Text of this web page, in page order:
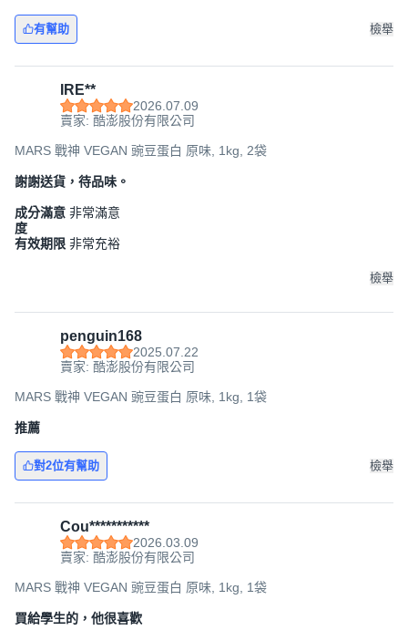
有幫助 檢舉
IRE**
2026.07.09
賣家: 酷澎股份有限公司
MARS 戰神 VEGAN 豌豆蛋白 原味, 1kg, 2袋
謝謝送貨，待品味。
成分滿意
度
非常滿意
有效期限 非常充裕
檢舉
penguin168
2025.07.22
賣家: 酷澎股份有限公司
MARS 戰神 VEGAN 豌豆蛋白 原味, 1kg, 1袋
推薦
對2位有幫助 檢舉
Cou***********
2026.03.09
賣家: 酷澎股份有限公司
MARS 戰神 VEGAN 豌豆蛋白 原味, 1kg, 1袋
買給學生的，他很喜歡